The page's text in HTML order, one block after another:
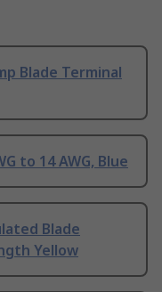
Blade Terminal
to 14 AWG, Blue
Blade
Yellow